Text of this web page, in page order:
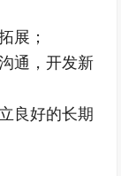
展；
通，开发新
良好的长期